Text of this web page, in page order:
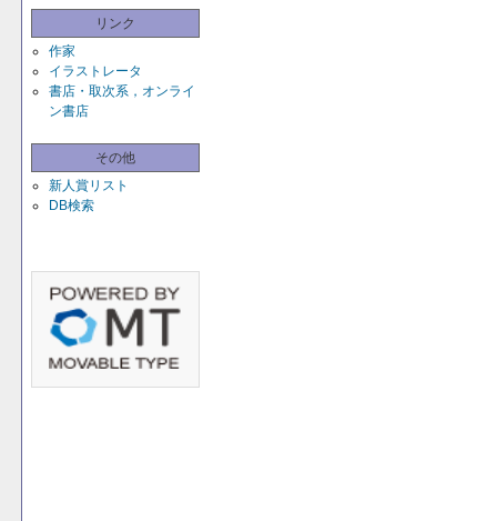
リンク
作家
イラストレータ
書店・取次系，オンライ
ン書店
その他
新人賞リスト
DB検索